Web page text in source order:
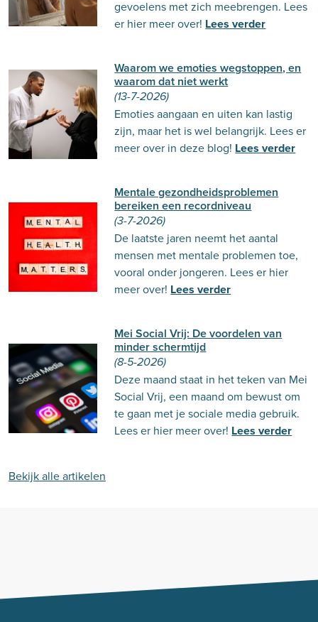
gevoelens met zich meebrengen. Lees
er hier meer over! Lees verder
Waarom we emoties wegstoppen, en
waarom dat niet werkt
(13-7-2026)
Emoties aangaan en uiten kan lastig
zijn, maar het is wel belangrijk. Lees er
meer over in deze blog! Lees verder
Mentale gezondheidsproblemen
bereiken een recordniveau
(3-7-2026)
De laatste jaren neemt het aantal
mensen met mentale problemen toe,
vooral onder jongeren. Lees er hier
meer over! Lees verder
Mei Social Vrij: De voordelen van
minder schermtijd
(8-5-2026)
Deze maand staat in het teken van Mei
Social Vrij, een maand om bewust om
te gaan met je sociale media gebruik.
Lees er hier meer over! Lees verder
Bekijk alle artikelen